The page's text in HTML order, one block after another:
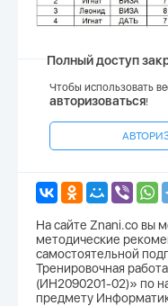
Полный доступ
Чтобы использовать
авторизоваться!
На сайте Znani.co вы
методические
самостоятельной
Тренировочная
(ИН2090201-02)» по
предмету